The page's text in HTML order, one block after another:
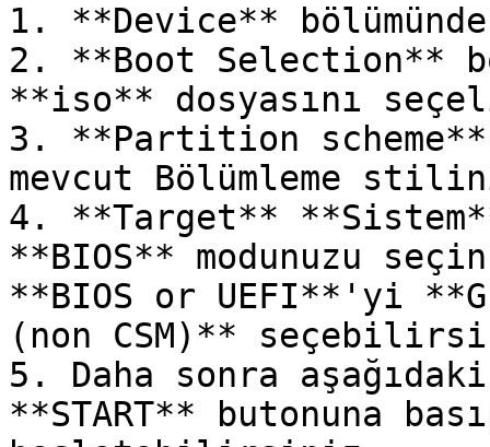
1. **Device**
2. **Boot Selection**
**iso** dosyasını
3. **Partition
mevcut Bölümleme
4. **Target**
**BIOS** modunuzu
**BIOS or UEFI**'yi
(non CSM)**
5. Daha sonra
**START** butonuna